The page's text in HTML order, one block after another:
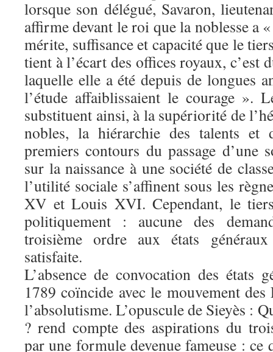
lorsque son délégué, Savaron,
affirme devant le roi que la noblesse a
mérite, suffisance et capacité que le
tient à l’écart des offices royaux, c’est
laquelle elle a été depuis de longues
l’étude affaiblissaient le courage ».
substituent ainsi, à la supériorité de
nobles, la hiérarchie des talents et
premiers contours du passage d’une
sur la naissance à une société de
l’utilité sociale s’affinent sous les
XV et Louis XVI. Cependant, le
politiquement : aucune des
troisième ordre aux états
satisfaite.
L’absence de convocation des états
1789 coïncide avec le mouvement
l’absolutisme. L’opuscule de Sieyès :
? rend compte des aspirations du
par une formule devenue fameuse : ce